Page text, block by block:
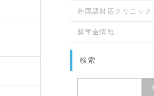
外国語対応クリニック
奨学金情報
検索